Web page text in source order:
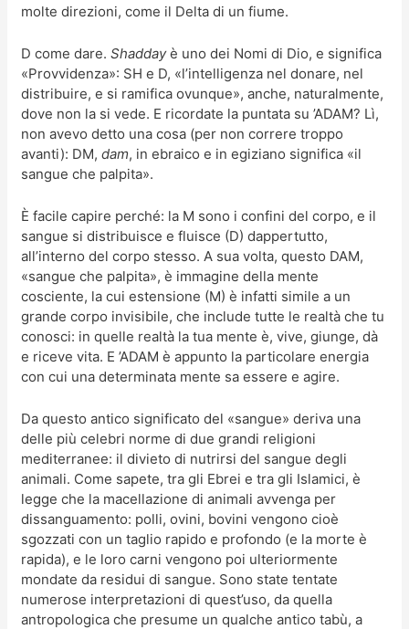
molte direzioni, come il Delta di un fiume.
D come dare.Shaddayè uno dei Nomi di Dio, e significa
«Provvidenza»: SH e D, «l’intelligenza nel donare, nel
distribuire, e si ramifica ovunque», anche, naturalmente,
dove non la si vede. E ricordate la puntata su ’ADAM? Lì,
non avevo detto una cosa (per non correre troppo
avanti): DM,dam, in ebraico e in egiziano significa «il
sangue che palpita».
È facile capire perché: la M sono i confini del corpo, e il
sangue si distribuisce e fluisce (D) dappertutto,
all’interno del corpo stesso. A sua volta, questo DAM,
«sangue che palpita», è immagine della mente
cosciente, la cui estensione (M) è infatti simile a un
grande corpo invisibile, che include tutte le realtà che tu
conosci: in quelle realtà la tua mente è, vive, giunge, dà
e riceve vita. E ’ADAM è appunto la particolare energia
con cui una determinata mente sa essere e agire.
Da questo antico significato del «sangue» deriva una
delle più celebri norme di due grandi religioni
mediterranee: il divieto di nutrirsi del sangue degli
animali. Come sapete, tra gli Ebrei e tra gli Islamici, è
legge che la macellazione di animali avvenga per
dissanguamento: polli, ovini, bovini vengono cioè
sgozzati con un taglio rapido e profondo (e la morte è
rapida), e le loro carni vengono poi ulteriormente
mondate da residui di sangue. Sono state tentate
numerose interpretazioni di quest’uso, da quella
antropologica che presume un qualche antico tabù, a